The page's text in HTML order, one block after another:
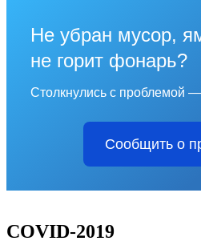
Не убран мусор,
не горит фонарь?
Столкнулись с проблемой
Сообщить о
COVID-2019